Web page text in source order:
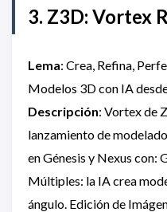
3. Z3D: Vortex
Lema: Crea, Refina,
Modelos 3D con IA
Descripción: Vortex de
lanzamiento de
en Génesis y Nexus con:
Múltiples: la IA crea
ángulo. Edición de